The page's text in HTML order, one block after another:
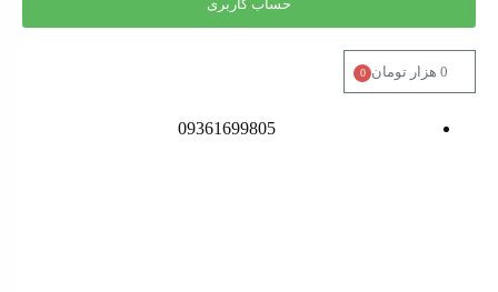
حساب کاربری
0 هزار تومان 0
09361699805